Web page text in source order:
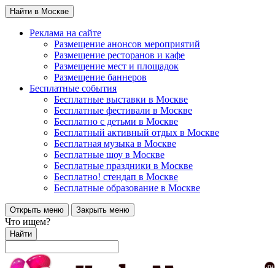
Найти в Москве
Реклама на сайте
Размещение анонсов мероприятий
Размещение ресторанов и кафе
Размещение мест и площадок
Размещение баннеров
Бесплатные события
Бесплатные выставки в Москве
Бесплатные фестивали в Москве
Бесплатно с детьми в Москве
Бесплатный активный отдых в Москве
Бесплатная музыка в Москве
Бесплатные шоу в Москве
Бесплатные праздники в Москве
Бесплатно! стендап в Москве
Бесплатные образование в Москве
Открыть меню Закрыть меню
Что ищем?
Найти